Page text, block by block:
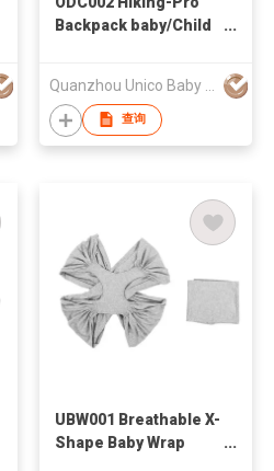
Backpack baby/Child
查询
UBW001 Breathable X-
Shape Baby Wrap